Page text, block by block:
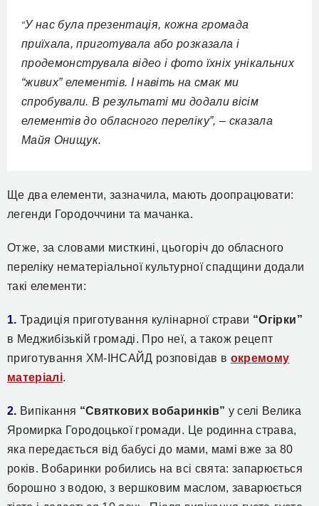
“У нас була презентація, кожна громада
приїхала, приготувала або розказала і
продемонструвала відео і фото їхніх унікальних
“живих” елементів. І навіть на смак ми
спробували. В результаті ми додали вісім
елементів до обласного переліку”, – сказала
Майя Онищук.
Ще два елементи, зазначила, мають доопрацювати:
легенди Городоччини та мачанка.
Отже, за словами мисткині, цьогоріч до обласного
переліку нематеріальної культурної спадщини додали
такі елементи:
1. Традиція приготування кулінарної страви “Огірки”
в Меджибізькій громаді. Про неї, а також рецепт
приготування ХМ-ІНСАЙД розповідав в окремому
матеріалі.
2. Випікання “Святкових вобаринків” у селі Велика
Яромирка Городоцької громади. Це родинна страва,
яка передається від бабусі до мами, мамі вже за 80
років. Вобаринки робились на всі свята: запарюється
борошно з водою, з вершковим маслом, заварюється